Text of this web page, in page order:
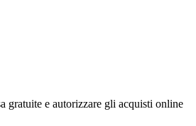
gratuite e autorizzare gli acquisti online